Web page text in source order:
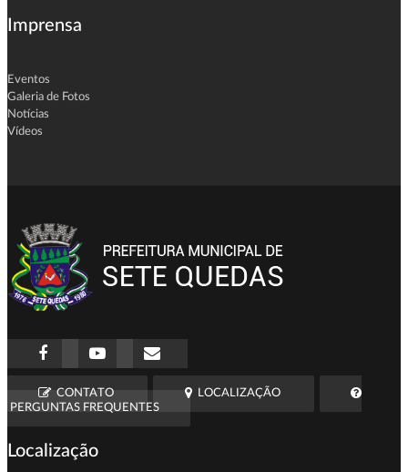
Imprensa
Eventos
Galeria de Fotos
Notícias
Vídeos
CONTATO
LOCALIZAÇÃO
PERGUNTAS FREQUENTES
Localização